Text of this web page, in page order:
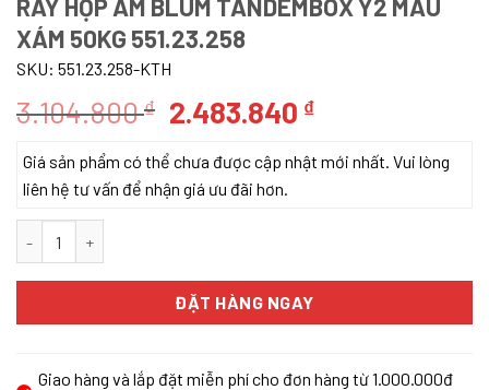
RAY HỘP ÂM BLUM TANDEMBOX Y2 MÀU
XÁM 50KG 551.23.258
SKU: 551.23.258-KTH
3.104.800₫ Giá
là:
3.104.800 ₫.
2.483.840 ₫Giá
tại
Giá sản phẩm có thể chưa được cập nhật mới nhất. Vui lòng
liên hệ tư vấn để nhận giá ưu đãi hơn.
ĐẶT HÀNG NGAY
Giao hàng và lắp đặt miễn phí cho đơn hàng từ 1.000.000đ